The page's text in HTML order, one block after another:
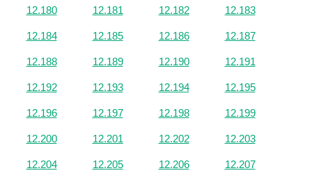
12.180 12.181 12.182 12.183
12.184 12.185 12.186 12.187
12.188 12.189 12.190 12.191
12.192 12.193 12.194 12.195
12.196 12.197 12.198 12.199
12.200 12.201 12.202 12.203
12.204 12.205 12.206 12.207